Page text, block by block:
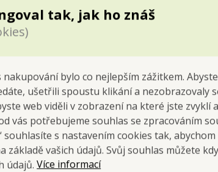
tak, jak ho znáš
bylo co nejlepším zážitkem.
ušetřili spoustu klikání a nezobrazovaly
web viděli v zobrazení na které jste zvyklí
vás potřebujeme souhlas se zpracováním
s nastavením cookies tak,
základě vašich údajů. Svůj souhlas můžete
údajů.Více informací
Do kočáru
1+1